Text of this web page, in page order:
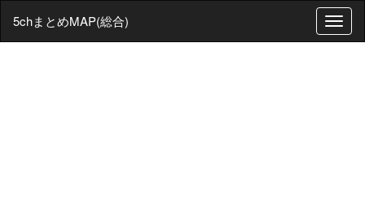
T
o
5chまとめMAP(総合)